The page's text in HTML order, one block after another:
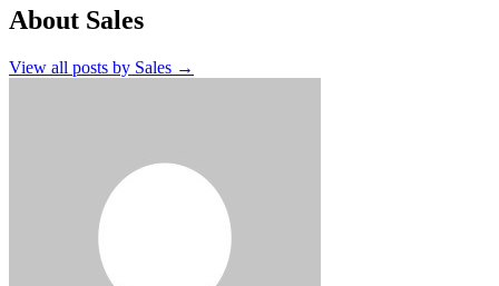
About Sales
View all posts by Sales →